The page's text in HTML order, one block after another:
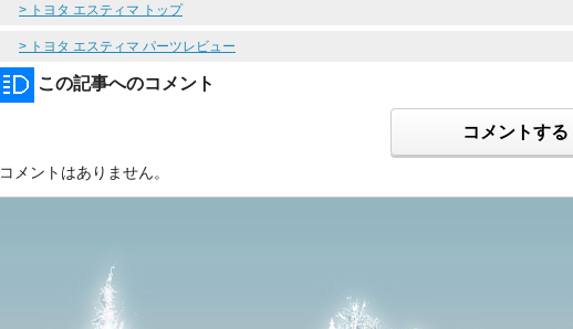
> トヨタ エスティマ トップ
> トヨタ エスティマ パーツレビュー
この記事へのコメント
コメントする
コメントはありません。